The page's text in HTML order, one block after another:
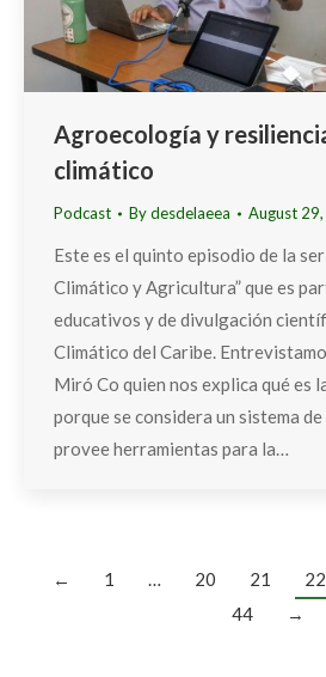
Agroecología y
climático
Podcast Bydesdelaeea August
Este es el quinto episodio de la
Climático y Agricultura” que es
educativos y de divulgación
Climático del Caribe.
Miró Co quien nos explica qué es
porque se considera un sistema
provee herramientas para la…
← 1 … 20 21 22
44
→